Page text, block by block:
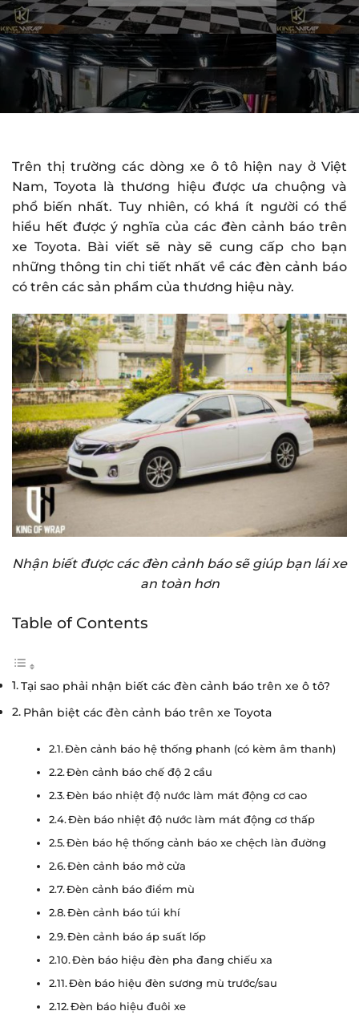
Trên thị trường các dòng xe ô tô hiện nay ở Việt
Nam, Toyota là thương hiệu được ưa chuộng và
phổ biến nhất. Tuy nhiên, có khá ít người có thể
hiểu hết được ý nghĩa của các đèn cảnh báo trên
xe Toyota. Bài viết sẽ này sẽ cung cấp cho bạn
những thông tin chi tiết nhất về các đèn cảnh báo
có trên các sản phẩm của thương hiệu này.
Nhận biết được các đèn cảnh báo sẽ giúp bạn lái xe
an toàn hơn
Table of Contents
Tại sao phải nhận biết các đèn cảnh báo trên xe ô tô?
Phân biệt các đèn cảnh báo trên xe Toyota
Đèn cảnh báo hệ thống phanh (có kèm âm thanh)
Đèn cảnh báo chế độ 2 cầu
Đèn báo nhiệt độ nước làm mát động cơ cao
Đèn báo nhiệt độ nước làm mát động cơ thấp
Đèn báo hệ thống cảnh báo xe chệch làn đường
Đèn cảnh báo mở cửa
Đèn cảnh báo điểm mù
Đèn cảnh báo túi khí
Đèn cảnh báo áp suất lốp
Đèn báo hiệu đèn pha đang chiếu xa
Đèn báo hiệu đèn sương mù trước/sau
Đèn báo hiệu đuôi xe